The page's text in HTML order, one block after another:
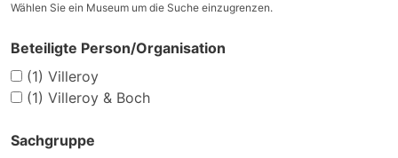
Wählen Sie ein Museum um die Suche einzugrenzen.
Beteiligte Person/Organisation
(1) Villeroy
(1) Villeroy & Boch
Sachgruppe